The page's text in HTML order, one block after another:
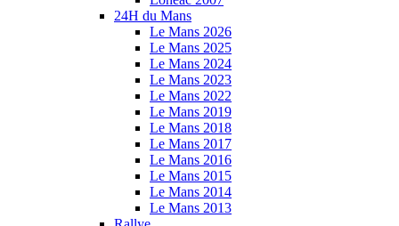
24H du Mans
Le Mans 2026
Le Mans 2025
Le Mans 2024
Le Mans 2023
Le Mans 2022
Le Mans 2019
Le Mans 2018
Le Mans 2017
Le Mans 2016
Le Mans 2015
Le Mans 2014
Le Mans 2013